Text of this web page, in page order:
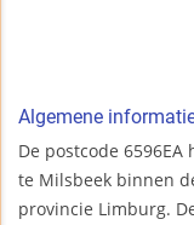
Algemene
De postcode
te Milsbeek binnen
provincie Limburg.